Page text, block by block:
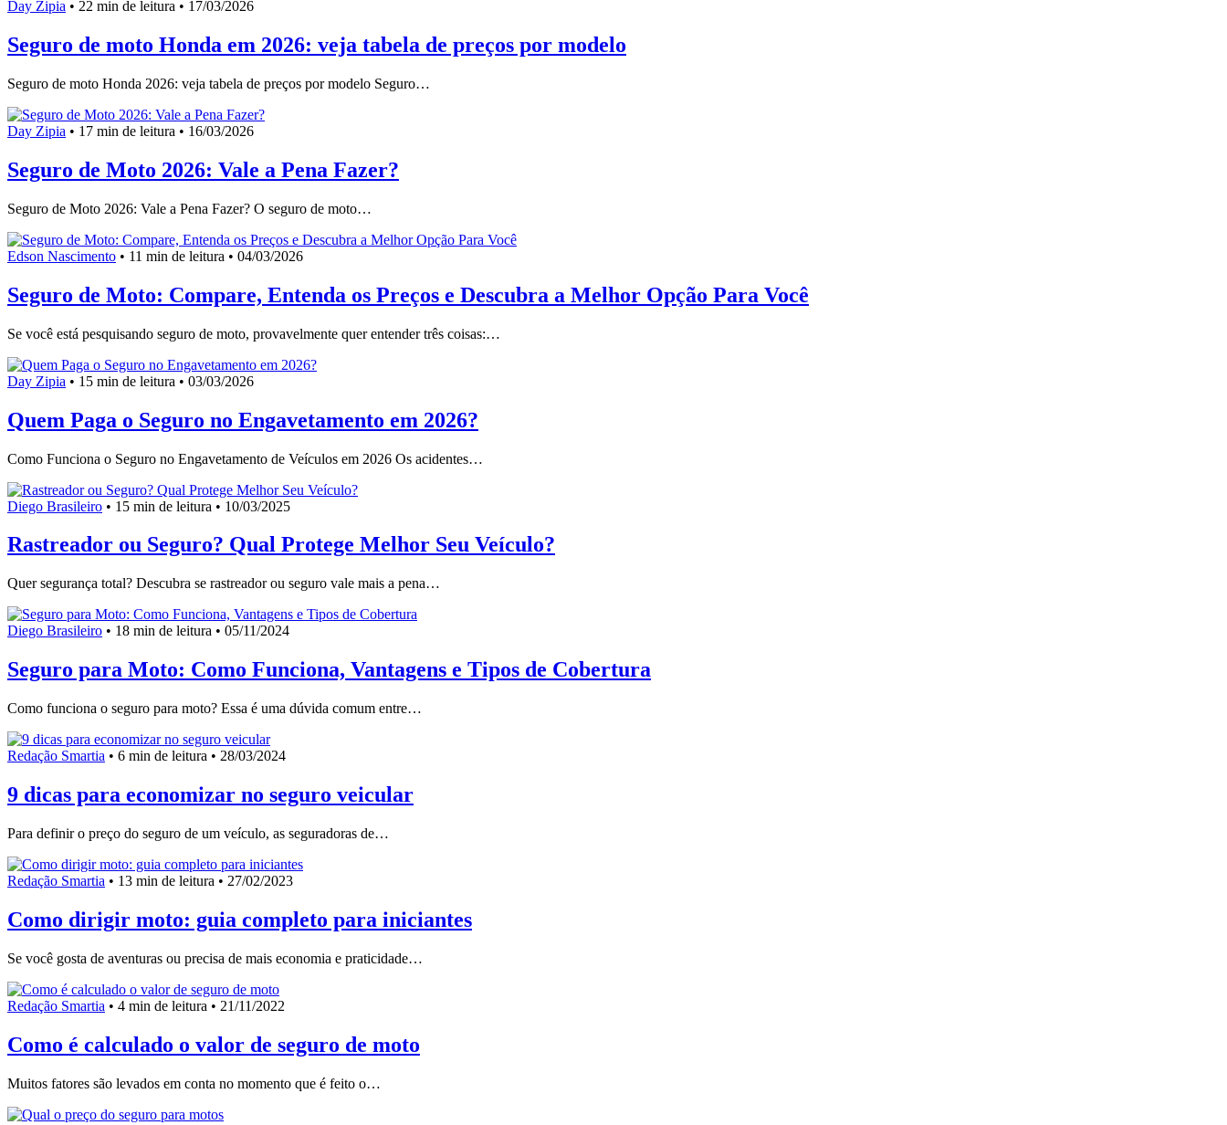
Day Zipia • 22 min de leitura • 17/03/2026
Seguro de moto Honda em 2026: veja tabela de preços por modelo
Seguro de moto Honda 2026: veja tabela de preços por modelo Seguro…
Day Zipia • 17 min de leitura • 16/03/2026
Seguro de Moto 2026: Vale a Pena Fazer?
Seguro de Moto 2026: Vale a Pena Fazer? O seguro de moto…
Edson Nascimento • 11 min de leitura • 04/03/2026
Seguro de Moto: Compare, Entenda os Preços e Descubra a Melhor Opção Para Você
Se você está pesquisando seguro de moto, provavelmente quer entender três coisas:…
Day Zipia • 15 min de leitura • 03/03/2026
Quem Paga o Seguro no Engavetamento em 2026?
Como Funciona o Seguro no Engavetamento de Veículos em 2026 Os acidentes…
Diego Brasileiro • 15 min de leitura • 10/03/2025
Rastreador ou Seguro? Qual Protege Melhor Seu Veículo?
Quer segurança total? Descubra se rastreador ou seguro vale mais a pena…
Diego Brasileiro • 18 min de leitura • 05/11/2024
Seguro para Moto: Como Funciona, Vantagens e Tipos de Cobertura
Como funciona o seguro para moto? Essa é uma dúvida comum entre…
Redação Smartia • 6 min de leitura • 28/03/2024
9 dicas para economizar no seguro veicular
Para definir o preço do seguro de um veículo, as seguradoras de…
Redação Smartia • 13 min de leitura • 27/02/2023
Como dirigir moto: guia completo para iniciantes
Se você gosta de aventuras ou precisa de mais economia e praticidade…
Redação Smartia • 4 min de leitura • 21/11/2022
Como é calculado o valor de seguro de moto
Muitos fatores são levados em conta no momento que é feito o…